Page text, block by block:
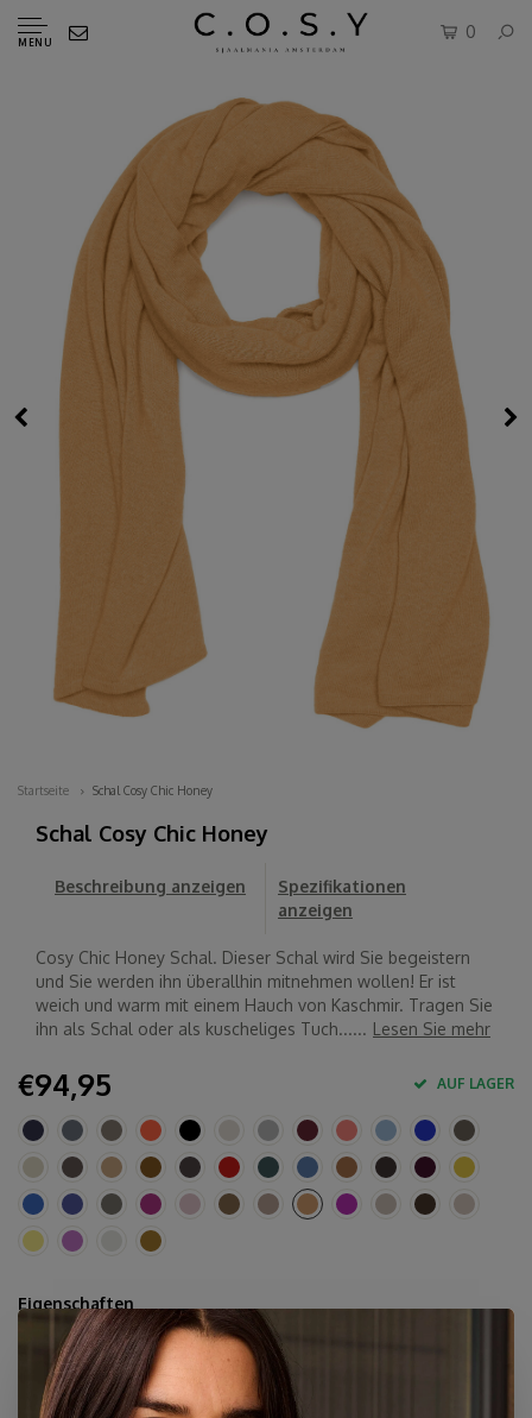
MENU
0
Startseite Schal Cosy Chic Honey
Schal Cosy Chic Honey
Beschreibung anzeigen
Spezifikationen
anzeigen
Cosy Chic Honey Schal. Dieser Schal wird Sie begeistern
und Sie werden ihn überallhin mitnehmen wollen! Er ist
weich und warm mit einem Hauch von Kaschmir. Tragen Sie
ihn als Schal oder als kuscheliges Tuch...... Lesen Sie mehr
€94,95 AUF LAGER
Eigenschaften
10% Kaschmir, 40% Merinowolle, 30% Viskose, 20%
Polyamid
Ca. 80 x 210-220 cm